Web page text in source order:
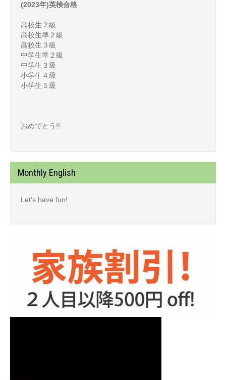
(2023年)英検合格
高校生２級
高校生準２級
高校生３級
中学生準２級
中学生３級
小学生４級
小学生５級
おめでとう!!
Monthly English
Let’s have fun!